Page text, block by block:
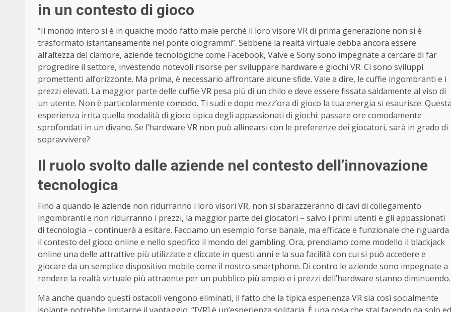
in un contesto di gioco
”Il mondo intero si è in qualche modo fatto male perché il loro visore VR di prima generazione non si è
trasformato istantaneamente nel ponte ologrammi”. Sebbene la realtà virtuale debba ancora essere
all’altezza del clamore, aziende tecnologiche come Facebook, Valve e Sony sono impegnate a cercare di far
progredire il settore, investendo notevoli risorse per sviluppare hardware e giochi VR. Ci sono sviluppi
promettenti all’orizzonte. Ma prima, è necessario affrontare alcune sfide. Vale a dire, le cuffie ingombranti e i
prezzi elevati. La maggior parte delle cuffie VR pesa più di un chilo e deve essere fissata saldamente al viso di
un utente. Non è particolarmente comodo. Ti sudi e dopo mezz’ora di gioco la tua energia si esaurisce.
esperienza irrita quella modalità di gioco tipica degli appassionati di giochi: passare ore comodamente
sprofondati in un divano. Se l’hardware VR non può allinearsi con le preferenze dei giocatori, sarà in grado di
sopravvivere?
Il ruolo svolto dalle aziende nel contesto dell’innovazione
tecnologica
Fino a quando le aziende non ridurranno i loro visori VR, non si sbarazzeranno di cavi di collegamento
ingombranti e non ridurranno i prezzi, la maggior parte dei giocatori – salvo i primi utenti e gli appassionati
di tecnologia – continuerà a esitare. Facciamo un esempio forse banale, ma efficace e funzionale che riguarda
il contesto del gioco online e nello specifico il mondo del gambling. Ora, prendiamo come modello il blackjack
online una delle attrattive più utilizzate e cliccate in questi anni e la sua facilità con cui si può accedere e
giocare da un semplice dispositivo mobile come il nostro smartphone. Di contro le aziende sono impegnate a
rendere la realtà virtuale più attraente per un pubblico più ampio e i prezzi dell’hardware stanno diminuendo.
Ma anche quando questi ostacoli vengono eliminati, il fatto che la tipica esperienza VR sia così socialmente
isolante potrebbe limitarne il vantaggio. “[VR] è un’esperienza solitaria. È una cosa che stai facendo da solo ed